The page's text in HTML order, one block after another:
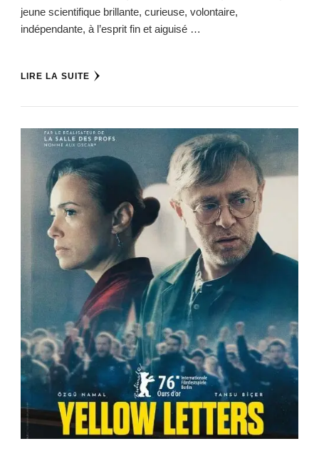
jeune scientifique brillante, curieuse, volontaire,
indépendante, à l’esprit fin et aiguisé …
LIRE LA SUITE